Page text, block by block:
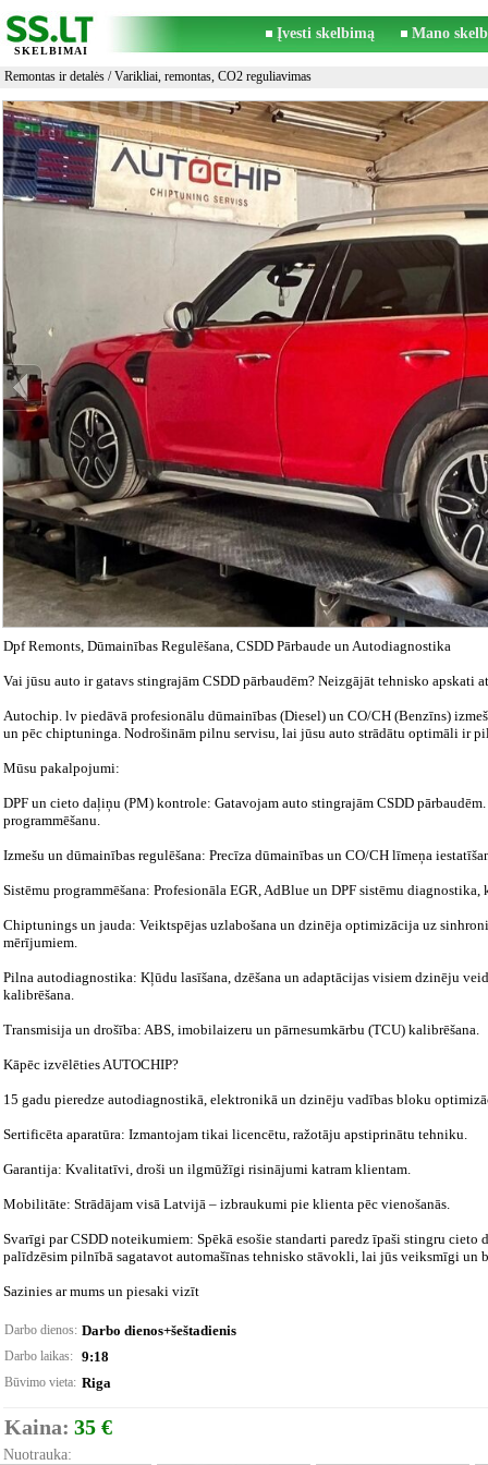
SKELBIMAI
Įvesti skelbimą Mano
Remontas ir detalės /Varikliai, remontas, CO2 reguliavimas
Dpf Remonts, Dūmainības Regulēšana, CSDD Pārbaude un Autodiagnostika
Vai jūsu auto ir gatavs stingrajām CSDD pārbaudēm? Neizgājāt tehnisko apskati
Autochip. lv piedāvā profesionālu dūmainības (Diesel) un CO/CH (Benzīns)
un pēc chiptuninga. Nodrošinām pilnu servisu, lai jūsu auto strādātu optimāli ir
Mūsu pakalpojumi:
DPF un cieto daļiņu (PM) kontrole: Gatavojam auto stingrajām CSDD
programmēšanu.
Izmešu un dūmainības regulēšana: Precīza dūmainības un CO/CH līmeņa
Sistēmu programmēšana: Profesionāla EGR, AdBlue un DPF sistēmu
Chiptunings un jauda: Veiktspējas uzlabošana un dzinēja optimizācija uz
mērījumiem.
Pilna autodiagnostika: Kļūdu lasīšana, dzēšana un adaptācijas visiem dzinēju
kalibrēšana.
Transmisija un drošība: ABS, imobilaizeru un pārnesumkārbu (TCU) kalibrēšana.
Kāpēc izvēlēties AUTOCHIP?
15 gadu pieredze autodiagnostikā, elektronikā un dzinēju vadības bloku
Sertificēta aparatūra: Izmantojam tikai licencētu, ražotāju apstiprinātu tehniku.
Garantija: Kvalitatīvi, droši un ilgmūžīgi risinājumi katram klientam.
Mobilitāte: Strādājam visā Latvijā – izbraukumi pie klienta pēc vienošanās.
Svarīgi par CSDD noteikumiem: Spēkā esošie standarti paredz īpaši stingru
palīdzēsim pilnībā sagatavot automašīnas tehnisko stāvokli, lai jūs veiksmīgi un
Sazinies ar mums un piesaki vizīt
Darbo dienos: Darbo dienos+šeštadienis
Darbo laikas: 9:18
Būvimo vieta: Riga
Kaina: 35 €
Nuotrauka: